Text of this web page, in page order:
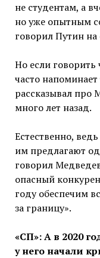
не студентам, а
но уже опытным
говорил Путин
Но если
часто
рассказывал про
много лет назад.
Естественно,
им предлагают
говорил
опасный
году обеспечим
за границу».
«СП»: А в 2020
у него начали